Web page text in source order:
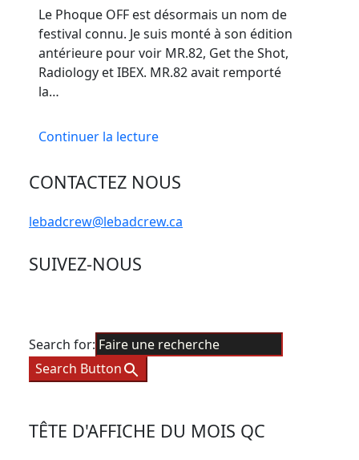
Le Phoque OFF est désormais un nom de
festival connu. Je suis monté à son édition
antérieure pour voir MR.82, Get the Shot,
Radiology et IBEX. MR.82 avait remporté
la…
Continuer la lecture
CONTACTEZ NOUS
lebadcrew@lebadcrew.ca
SUIVEZ-NOUS
Search for:
Search Button
TÊTE D'AFFICHE DU MOIS QC